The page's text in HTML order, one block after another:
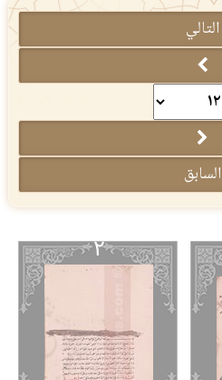
التالي
السابق
٢